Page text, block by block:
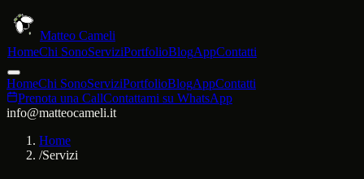
Matteo Cameli
HomeChi SonoServiziPortfolioBlogAppContatti
HomeChi SonoServiziPortfolioBlogAppContatti
Prenota una CallContattami su WhatsApp
info@matteocameli.it
Home
/Servizi